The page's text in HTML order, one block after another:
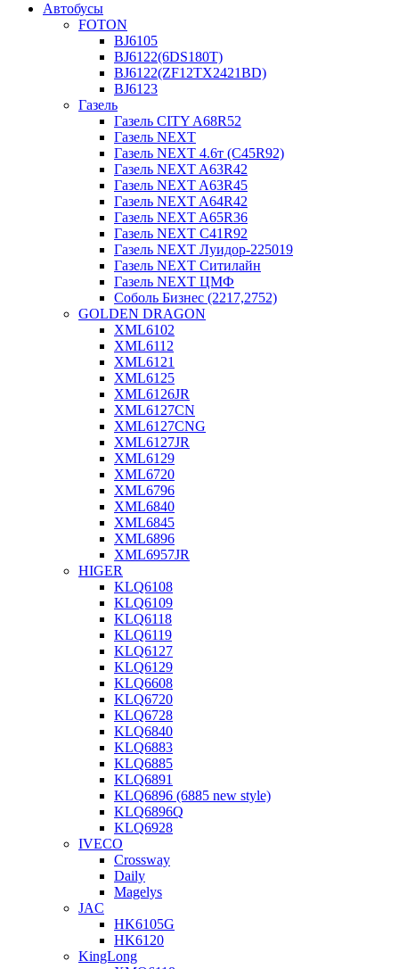
Автобусы
FOTON
BJ6105
BJ6122(6DS180T)
BJ6122(ZF12TX2421BD)
BJ6123
Газель
Газель CITY A68R52
Газель NEXT
Газель NEXT 4.6т (C45R92)
Газель NEXT A63R42
Газель NEXT A63R45
Газель NEXT A64R42
Газель NEXT A65R36
Газель NEXT C41R92
Газель NEXT Луидор-225019
Газель NEXT Ситилайн
Газель NEXT ЦМФ
Соболь Бизнес (2217,2752)
GOLDEN DRAGON
XML6102
XML6112
XML6121
XML6125
XML6126JR
XML6127CN
XML6127CNG
XML6127JR
XML6129
XML6720
XML6796
XML6840
XML6845
XML6896
XML6957JR
HIGER
KLQ6108
KLQ6109
KLQ6118
KLQ6119
KLQ6127
KLQ6129
KLQ6608
KLQ6720
KLQ6728
KLQ6840
KLQ6883
KLQ6885
KLQ6891
KLQ6896 (6885 new style)
KLQ6896Q
KLQ6928
IVECO
Crossway
Daily
Magelys
JAC
HK6105G
HK6120
KingLong